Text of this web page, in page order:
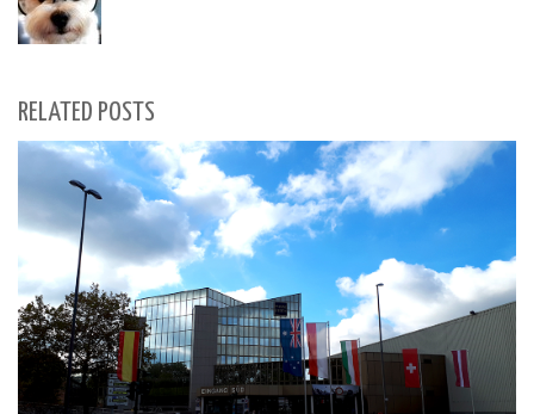
RELATED POSTS